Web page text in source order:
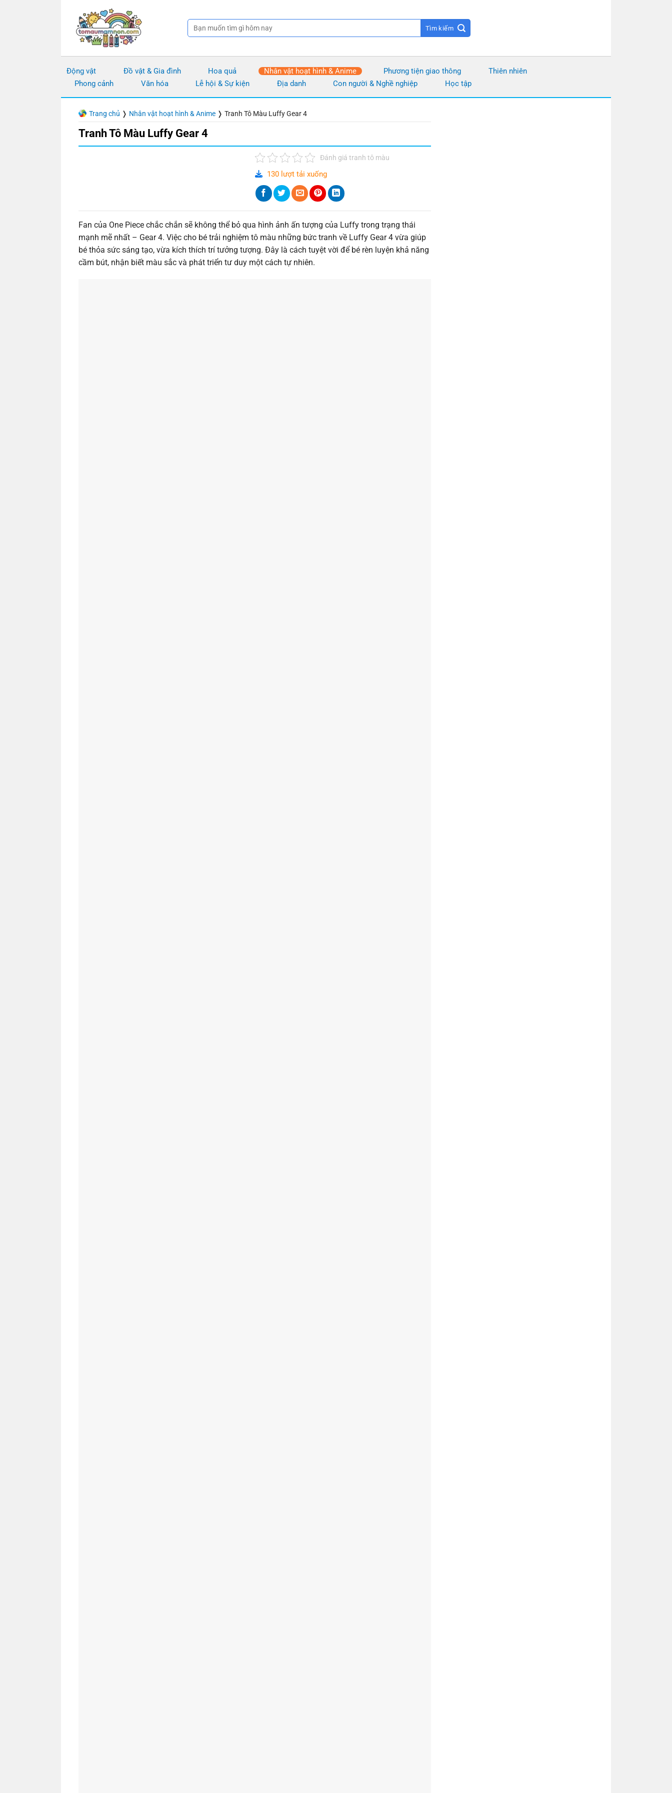
Động vật Đồ vật & Gia đình Hoa quả Nhân vật hoạt hình & Anime Phương tiện giao thông
Thiên nhiên
Phong cảnh
Văn hóa Lễ hội & Sự kiện Địa danh Con người & Nghề nghiệp Học tập
Trang chủ ❭ Nhân vật hoạt hình & Anime ❭ Tranh Tô Màu Luffy Gear 4
Tranh Tô Màu Luffy Gear 4
Đánh giá tranh tô màu
130 lượt tải xuống
Fan của One Piece chắc chắn sẽ không thể bỏ qua hình ảnh ấn tượng của Luffy trong trạng thái
mạnh mẽ nhất – Gear 4. Việc cho bé trải nghiệm tô màu những bức tranh về Luffy Gear 4 vừa giúp
bé thỏa sức sáng tạo, vừa kích thích trí tưởng tượng. Đây là cách tuyệt vời để bé rèn luyện khả năng
cầm bút, nhận biết màu sắc và phát triển tư duy một cách tự nhiên.